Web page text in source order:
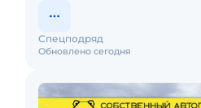
Обновлено сегодня
Спецподряд